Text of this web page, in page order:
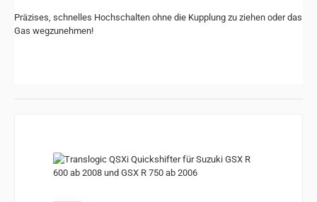
Präzises, schnelles Hochschalten ohne die Kupplung zu ziehen oder das
Gas wegzunehmen!